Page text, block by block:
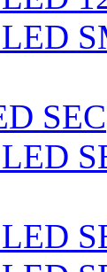
SEC